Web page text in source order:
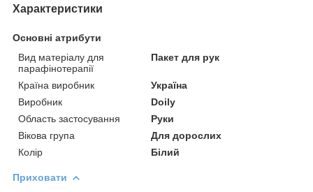
Характеристики
Основні атрибути
Вид матеріалу для
парафінотерапії
Пакет для рук
Країна виробник
Україна
Виробник
Doily
Область застосування
Руки
Вікова група
Для дорослих
Колір
Білий
Приховати